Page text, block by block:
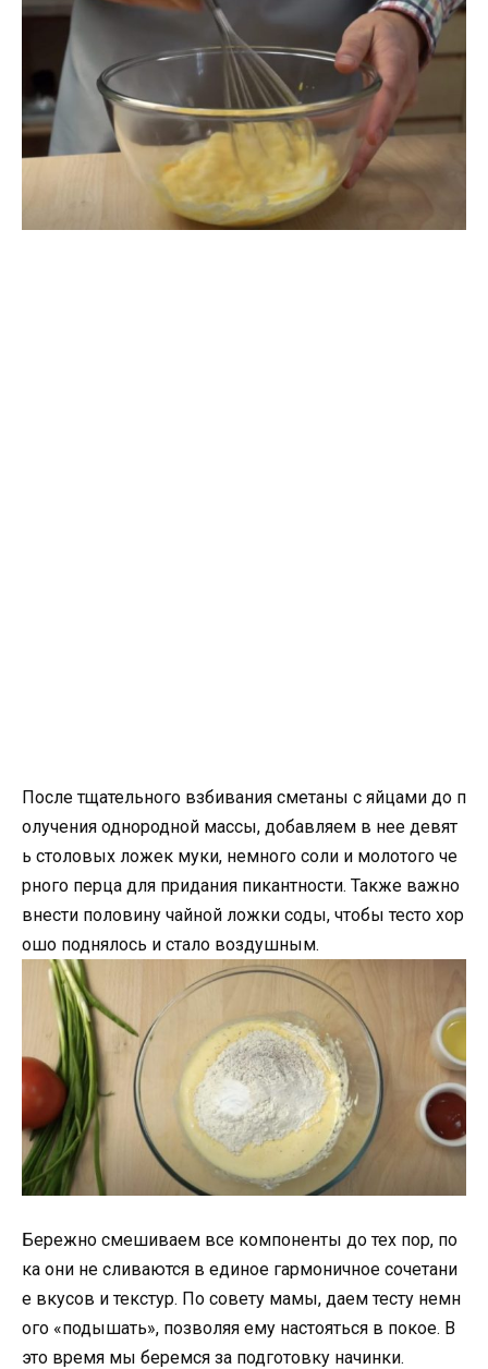
После тщательного взбивания сметаны с яйцами до п
олучения однородной массы, добавляем в нее девят
ь столовых ложек муки, немного соли и молотого че
рного перца для придания пикантности. Также важно
внести половину чайной ложки соды, чтобы тесто хор
ошо поднялось и стало воздушным.
Бережно смешиваем все компоненты до тех пор, по
ка они не сливаются в единое гармоничное сочетани
е вкусов и текстур. По совету мамы, даем тесту немн
ого «подышать», позволяя ему настояться в покое. В
это время мы беремся за подготовку начинки.